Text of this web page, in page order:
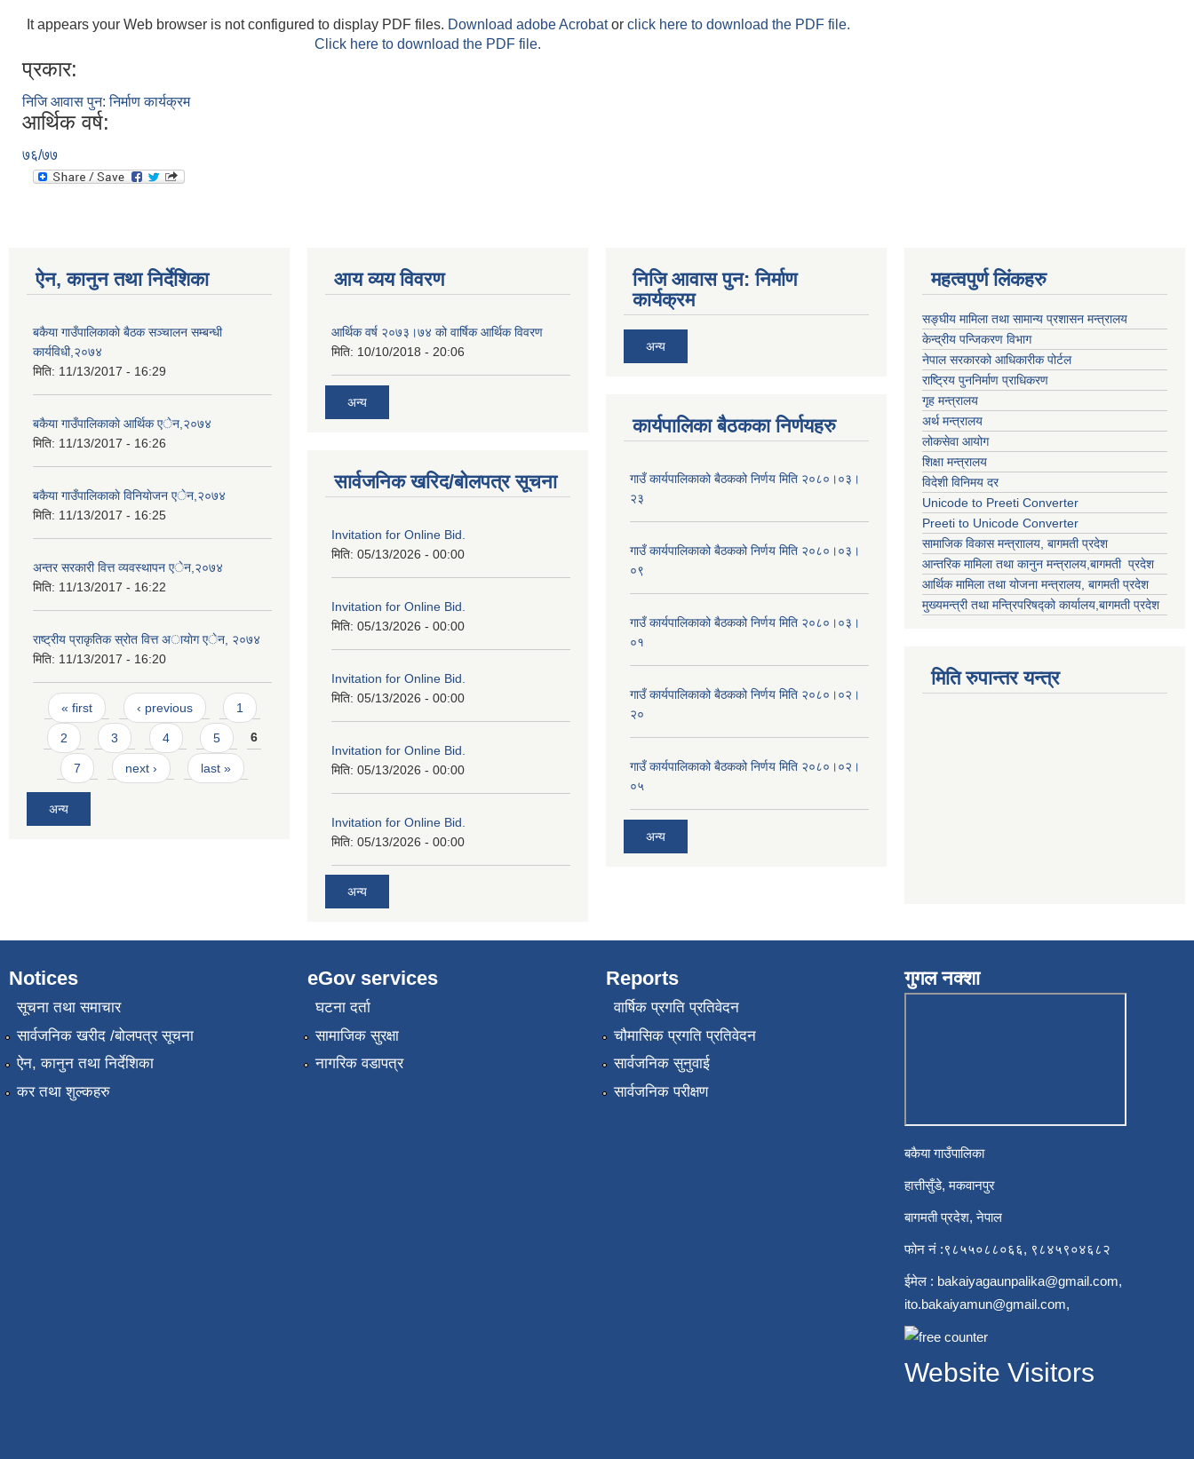
It appears your Web browser is not configured to display PDF files. Download adobe Acrobator click here to download the PDF file.
Click here to download the PDF file.
प्रकार:
निजि आवास पुन: निर्माण कार्यक्रम
आर्थिक वर्ष:
७६/७७
ऐन, कानुन तथा निर्देशिका
बकैया गाउँपालिकाकाे बैठक सञ्चालन सम्बन्धी
कार्यविधी,२०७४
मिति: 11/13/2017 - 16:29
बकैया गाउँपालिकाकाे आर्थिक एेन,२०७४
मिति: 11/13/2017 - 16:26
बकैया गाउँपालिकाकाे विनियाेजन एेन,२०७४
मिति: 11/13/2017 - 16:25
अन्तर सरकारी वित्त व्यवस्थापन एेन,२०७४
मिति: 11/13/2017 - 16:22
राष्ट्रीय प्राकृतिक स्रोत वित्त अायाेग एेन, २०७४
मिति: 11/13/2017 - 16:20
Pages
« first ‹ previous 1
2 3 4 5 6
7 next › last »
अन्य
आय व्यय विवरण
आर्थिक वर्ष २०७३।७४ को वार्षिक आर्थिक विवरण
मिति: 10/10/2018 - 20:06
अन्य
सार्वजनिक खरिद/बोलपत्र सूचना
Invitation for Online Bid.
मिति: 05/13/2026 - 00:00
Invitation for Online Bid.
मिति: 05/13/2026 - 00:00
Invitation for Online Bid.
मिति: 05/13/2026 - 00:00
Invitation for Online Bid.
मिति: 05/13/2026 - 00:00
Invitation for Online Bid.
मिति: 05/13/2026 - 00:00
अन्य
निजि आवास पुन: निर्माण
कार्यक्रम
अन्य
कार्यपालिका बैठकका निर्णयहरु
गाउँ कार्यपालिकाको बैठकको निर्णय मिति २०८०।०३।
२३
गाउँ कार्यपालिकाको बैठकको निर्णय मिति २०८०।०३।
०९
गाउँ कार्यपालिकाको बैठकको निर्णय मिति २०८०।०३।
०१
गाउँ कार्यपालिकाको बैठकको निर्णय मिति २०८०।०२।
२०
गाउँ कार्यपालिकाको बैठकको निर्णय मिति २०८०।०२।
०५
अन्य
महत्वपुर्ण लिंकहरु
सङ्घीय मामिला तथा सामान्य प्रशासन मन्त्रालय
केन्द्रीय पन्जिकरण विभाग
नेपाल सरकारको आधिकारीक पोर्टल
राष्ट्रिय पुननिर्माण प्राधिकरण
गृह मन्त्रालय
अर्थ मन्त्रालय
लोकसेवा आयोग
शिक्षा मन्त्रालय
विदेशी विनिमय दर
Unicode to Preeti Converter
Preeti to Unicode Converter
सामाजिक विकास मन्त्राालय, बागमती प्रदेश
आन्तरिक मामिला तथा कानुन मन्त्रालय,बागमती प्रदेश
आर्थिक मामिला तथा योजना मन्त्रालय, बागमती प्रदेश
मुख्यमन्त्री तथा मन्त्रिपरिषद्को कार्यालय,बागमती प्रदेश
मिति रुपान्तर यन्त्र
Notices
सूचना तथा समाचार
सार्वजनिक खरीद /बोलपत्र सूचना
ऐन, कानुन तथा निर्देशिका
कर तथा शुल्कहरु
eGov services
घटना दर्ता
सामाजिक सुरक्षा
नागरिक वडापत्र
Reports
वार्षिक प्रगति प्रतिवेदन
चौमासिक प्रगति प्रतिवेदन
सार्वजनिक सुनुवाई
सार्वजनिक परीक्षण
गुगल नक्शा
बकैया गाउँपालिका
हात्तीसुँडे, मकवानपुर
बागमती प्रदेश, नेपाल
फोन नं :९८५५०८८०६६, ९८४५९०४६८२
ईमेल : bakaiyagaunpalika@gmail.com,
ito.bakaiyamun@gmail.com,
Website Visitors